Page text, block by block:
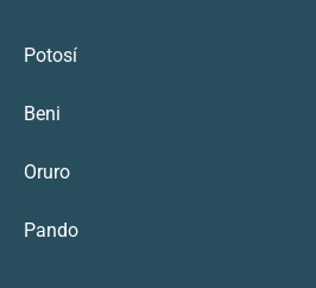
Potosí
Beni
Oruro
Pando